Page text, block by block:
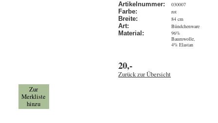
Artikelnummer:
030007
Farbe:
rot
Breite:
84 cm
Art:
Bündchenware
Material:
96%
Baumwolle,
4% Elastan
20,-
Zurück zur Übersicht
Zur
Merkliste
hinzu